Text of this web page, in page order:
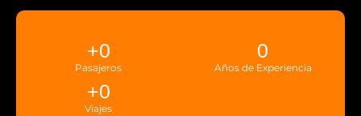
Pasajeros
+0
Años de Experiencia
0
Viajes
+0